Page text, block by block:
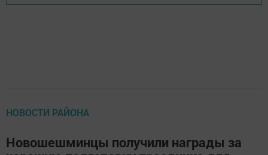
НОВОСТИ РАЙОНА
Новошешминцы получили награды за